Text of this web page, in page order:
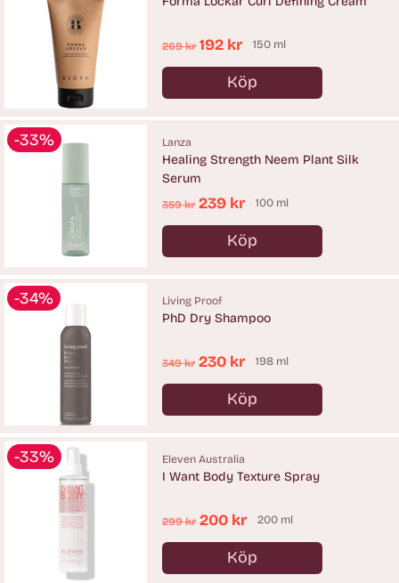
Ordinarie
pris
269 kr 192 kr 150 ml
Köp
Antal
-33% Lanza
Healing Strength Neem Plant Silk
Serum
Ordinarie
pris
359 kr 239 kr 100 ml
Köp
Antal
-34% Living Proof
PhD Dry Shampoo
Ordinarie
pris
349 kr 230 kr 198 ml
Köp
Antal
-33% Eleven Australia
I Want Body Texture Spray
Ordinarie
pris
299 kr 200 kr 200 ml
Köp
Antal